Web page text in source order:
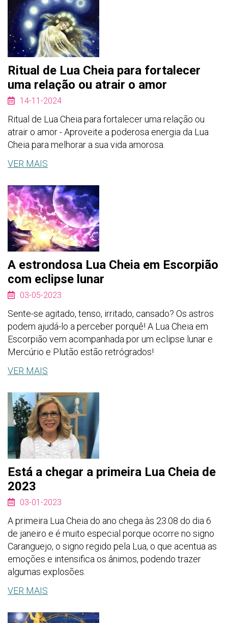
Ritual de Lua Cheia para fortalecer
uma relação ou atrair o amor
14-11-2024
Ritual de Lua Cheia para fortalecer uma relação ou
atrair o amor - Aproveite a poderosa energia da Lua
Cheia para melhorar a sua vida amorosa.
VER MAIS
A estrondosa Lua Cheia em Escorpião
com eclipse lunar
03-05-2023
Sente-se agitado, tenso, irritado, cansado? Os astros
podem ajudá-lo a perceber porquê! A Lua Cheia em
Escorpião vem acompanhada por um eclipse lunar e
Mercúrio e Plutão estão retrógrados!
VER MAIS
Está a chegar a primeira Lua Cheia de
2023
03-01-2023
A primeira Lua Cheia do ano chega às 23.08 do dia 6
de janeiro e é muito especial porque ocorre no signo
Caranguejo, o signo regido pela Lua, o que acentua as
emoções e intensifica os ânimos, podendo trazer
algumas explosões.
VER MAIS